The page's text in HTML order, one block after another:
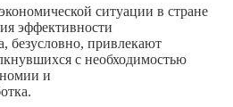
ситуации в стране
эффективности
безусловно, привлекают
с необходимостью
и